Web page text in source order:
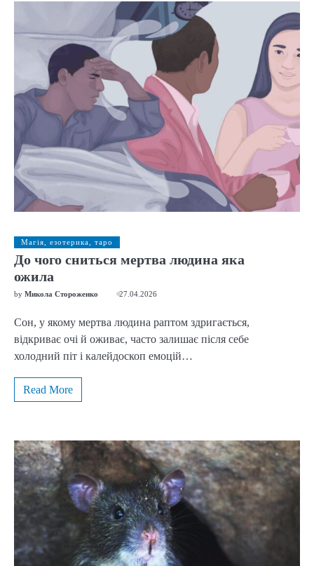
Магія, езотерика, таро
До чого сниться мертва людина яка
ожила
by Микола Стороженко 27.04.2026
Сон, у якому мертва людина раптом здригається,
відкриває очі й оживає, часто залишає після себе
холодний піт і калейдоскоп емоцій…
Read More